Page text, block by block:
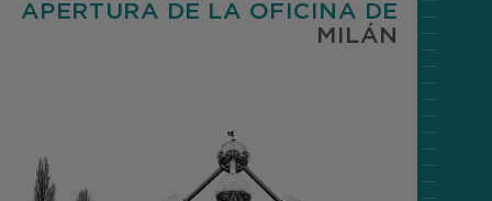
APERTURA DE LA OFICINA DE
MILÁN